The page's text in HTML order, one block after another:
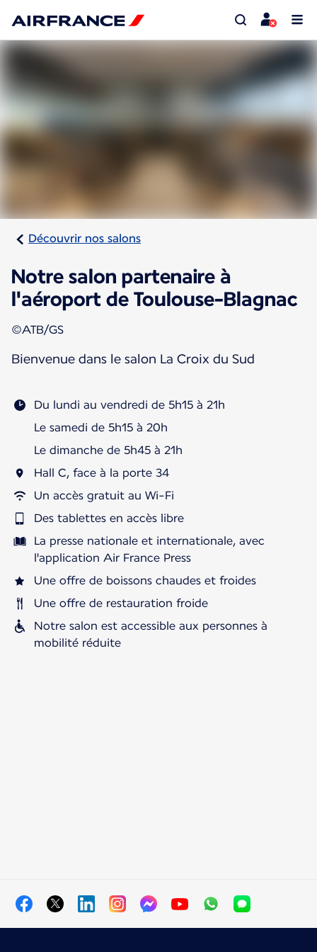
Découvrir nos salons
Notre salon partenaire à
l'aéroport de Toulouse-Blagnac
©ATB/GS
Bienvenue dans le salon La Croix du Sud
Du lundi au vendredi de 5h15 à 21h
Le samedi de 5h15 à 20h
Le dimanche de 5h45 à 21h
Hall C, face à la porte 34
Un accès gratuit au Wi-Fi
Des tablettes en accès libre
La presse nationale et internationale, avec
l'application Air France Press
Une offre de boissons chaudes et froides
Une offre de restauration froide
Notre salon est accessible aux personnes à
mobilité réduite